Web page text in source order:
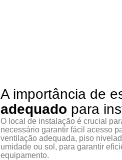
A importância de
adequado para
O local de instalação é crucial
necessário garantir fácil acesso
ventilação adequada, piso
umidade ou sol, para garantir
equipamento.